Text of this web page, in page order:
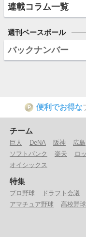
連載コラム一覧
週刊ベースボール
バックナンバー
P 便利でお得な
チーム
巨人 DeNA 阪神 広島
ソフトバンク
楽天 ロ
オイシックス
特集
プロ野球 ドラフト会議
アマチュア野球
高校野球